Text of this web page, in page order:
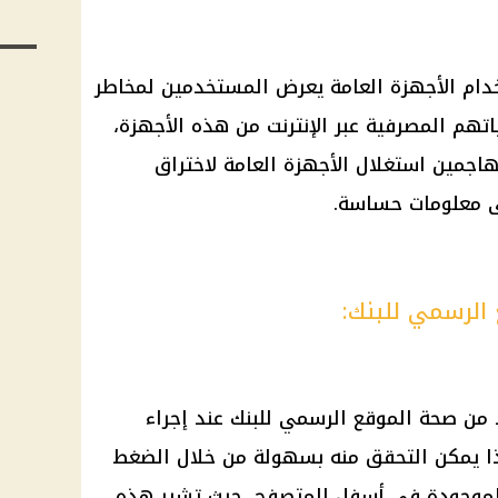
الأجهزة العامة يعرض المستخدمين لمخاطر
المصرفية عبر الإنترنت من هذه الأجهزة،
استغلال الأجهزة العامة لاختراق
معلومات حساسة.
للبنك:
من صحة الموقع الرسمي للبنك عند إجراء
يمكن التحقق منه بسهولة من خلال الضغط